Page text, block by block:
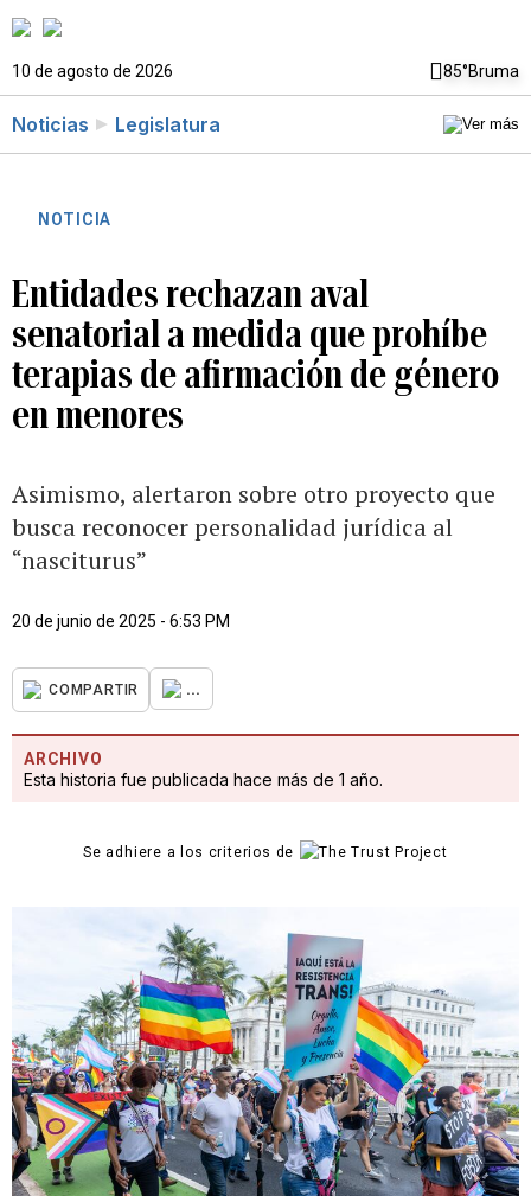
10 de agosto de 2026 85°Bruma
Noticias Legislatura
NOTICIA
Entidades rechazan aval
senatorial a medida que prohíbe
terapias de afirmación de género
en menores
Asimismo, alertaron sobre otro proyecto que
busca reconocer personalidad jurídica al
“nasciturus”
20 de junio de 2025 - 6:53 PM
COMPARTIR ...
ARCHIVO
Esta historia fue publicada hace más de 1 año.
Se adhiere a los criterios de